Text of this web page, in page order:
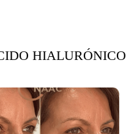
HIALURÓNICO